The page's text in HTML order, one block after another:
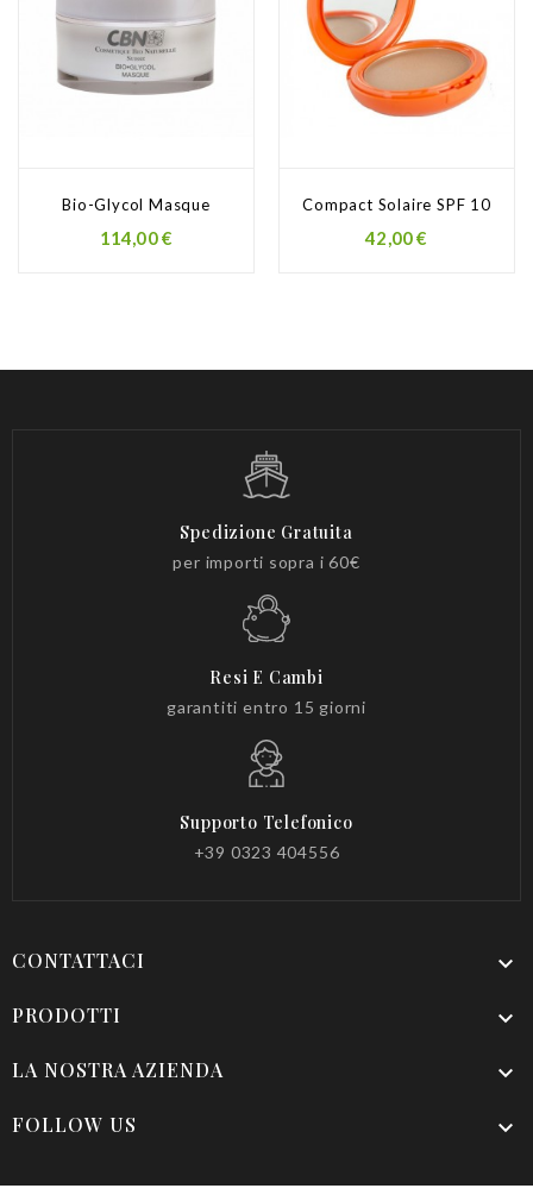
Bio-Glycol Masque
Prezzo
114,00 €
Compact Solaire SPF 10
Prezzo
42,00 €
Spedizione Gratuita
per importi sopra i 60€
Resi E Cambi
garantiti entro 15 giorni
Supporto Telefonico
+39 0323 404556
CONTATTACI 
PRODOTTI 
LA NOSTRA AZIENDA 
FOLLOW US 